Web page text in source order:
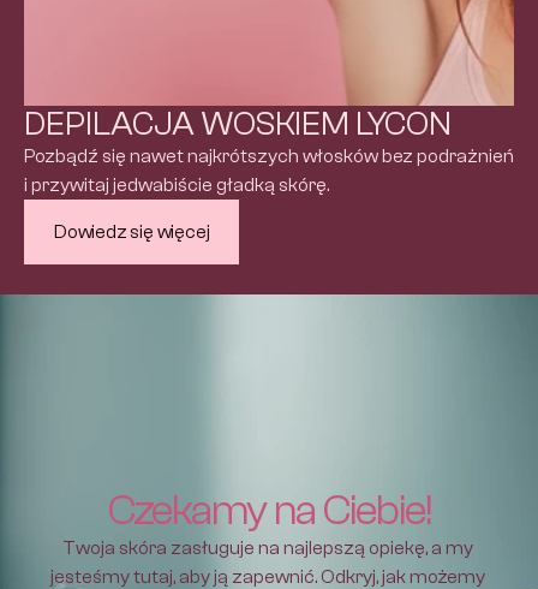
DEPILACJA WOSKIEM LYCON
Pozbądź się nawet najkrótszych włosków bez podrażnień
i przywitaj jedwabiście gładką skórę.
Dowiedz się więcej
Czekamy na Ciebie!
Twoja skóra zasługuje na najlepszą opiekę, a my
jesteśmy tutaj, aby ją zapewnić. Odkryj, jak możemy